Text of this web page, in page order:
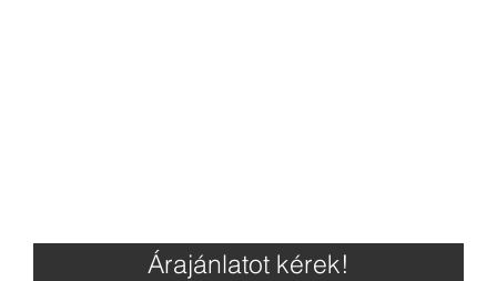
Árajánlatot kérek!